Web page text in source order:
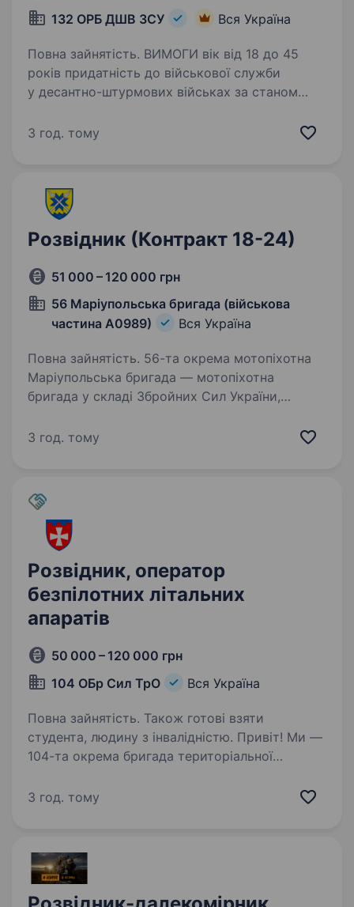
132 ОРБ ДШВ ЗСУ
Вся Україна
Повна зайнятість. ВИМОГИ вік від 18 до 45
років придатність до військової служби
у десантно-штурмових військах за станом
виконувати бойові завдання в зоні ведення
3 год. тому
Розвідник (Контракт 18-24)
51 000 – 120 000 грн
56 Маріупольська бригада (військова
частина А0989)
Вся Україна
Повна зайнятість. 56-та окрема мотопіхотна
Маріупольська бригада — мотопіхотна
бригада у складі Збройних Сил України,
була сформована на початку 2015 року після
3 год. тому
Розвідник, оператор
безпілотних літальних
апаратів
50 000 – 120 000 грн
104 ОБр Сил ТрО
Вся Україна
Повна зайнятість. Також готові взяти
студента, людину з інвалідністю. Привіт! Ми —
104-та окрема бригада територіальної
розвідника — оператора безпілотних
Що ти будеш…
3 год. тому